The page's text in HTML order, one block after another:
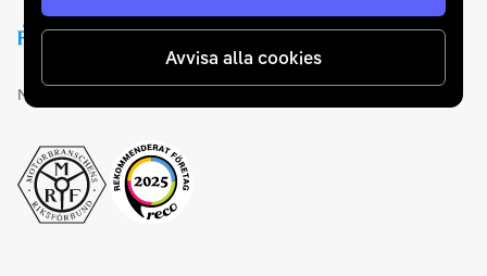
Avvisa alla cookies
Medlemskap och utmärkelser